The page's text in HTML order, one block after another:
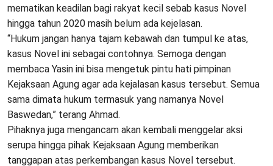
mematikan keadilan bagi rakyat kecil sebab kasus Novel
hingga tahun 2020 masih belum ada kejelasan.
“Hukum jangan hanya tajam kebawah dan tumpul ke atas,
kasus Novel ini sebagai contohnya. Semoga dengan
membaca Yasin ini bisa mengetuk pintu hati pimpinan
Kejaksaan Agung agar ada kejalasan kasus tersebut. Semua
sama dimata hukum termasuk yang namanya Novel
Baswedan,” terang Ahmad.
Pihaknya juga mengancam akan kembali menggelar aksi
serupa hingga pihak Kejaksaan Agung memberikan
tanggapan atas perkembangan kasus Novel tersebut.